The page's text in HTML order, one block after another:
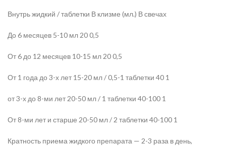
Внутрь жидкий / таблетки В клизме (мл.) В свечах
До 6 месяцев 5-10 мл 20 0,5
От 6 до 12 месяцев 10-15 мл 20 0,5
От 1 года до 3-х лет 15-20 мл / 0,5-1 таблетки 40 1
от 3-х до 8-ми лет 20-50 мл / 1 таблетки 40-100 1
От 8-ми лет и старше 20-50 мл / 2 таблетки 40-100 1
Кратность приема жидкого препарата — 2-3 раза в день,